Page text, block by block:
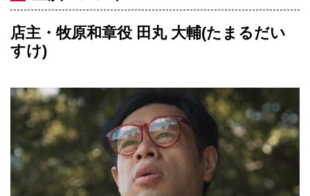
店主・牧原和章役 田丸 大輔(たまるだい
すけ)